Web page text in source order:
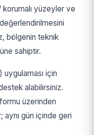
yüzeyler ve
bölgenin teknik
sahiptir.
için
alabilirsiniz.
üzerinden
aynı gün içinde geri